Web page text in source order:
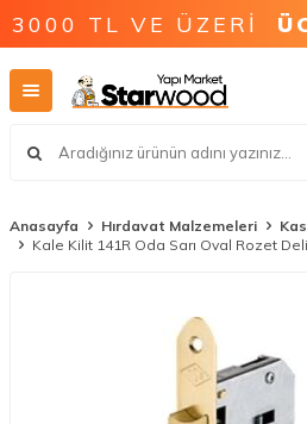
3000 TL VE ÜZERİ
Anasayfa Hırdavat Malzemeleri
Kale Kilit 141R Oda Sarı Oval Rozet